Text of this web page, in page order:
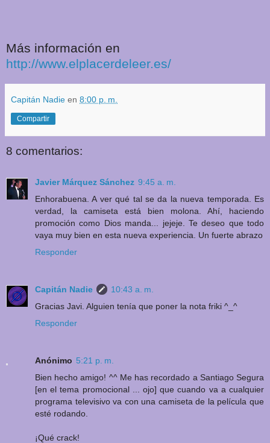
Más información en
http://www.elplacerdeleer.es/
Capitán Nadie en 8:00 p. m.
Compartir
8 comentarios:
Javier Márquez Sánchez 9:45 a. m.
Enhorabuena. A ver qué tal se da la nueva temporada. Es
verdad, la camiseta está bien molona. Ahí, haciendo
promoción como Dios manda... jejeje. Te deseo que todo
vaya muy bien en esta nueva experiencia. Un fuerte abrazo
Responder
Capitán Nadie
10:43 a. m.
Gracias Javi. Alguien tenía que poner la nota friki ^_^
Responder
Anónimo 5:21 p. m.
Bien hecho amigo! ^^ Me has recordado a Santiago Segura
[en el tema promocional ... ojo] que cuando va a cualquier
programa televisivo va con una camiseta de la película que
esté rodando.
¡Qué crack!